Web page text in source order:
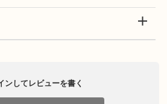
ンしてレビューを書く